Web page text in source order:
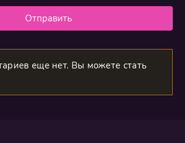
Отправить
еще нет. Вы можете стать